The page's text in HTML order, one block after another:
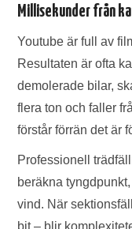
Millisekunder från
Youtube är full av
Resultaten är ofta
demolerade bilar,
flera ton och faller
förstår förrän det är
Professionell
beräkna
vind. När